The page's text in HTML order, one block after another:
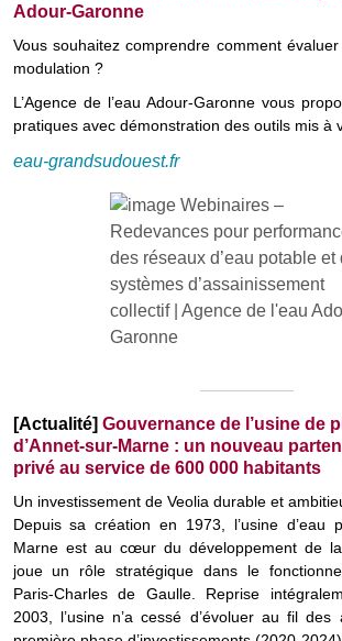
Adour-Garonne
Vous souhaitez comprendre comment
modulation ?
L’Agence de l’eau Adour-Garonne vous
pratiques avec démonstration des outils mis à
eau-grandsudouest.fr
[Actualité] Gouvernance de l’usine de
d’Annet-sur-Marne : un nouveau
privé au service de 600 000 habitants
Un investissement de Veolia durable et
Depuis sa création en 1973, l’usine d’eau
Marne est au cœur du développement de
joue un rôle stratégique dans le
Paris-Charles de Gaulle. Reprise
2003, l’usine n’a cessé d’évoluer au fil